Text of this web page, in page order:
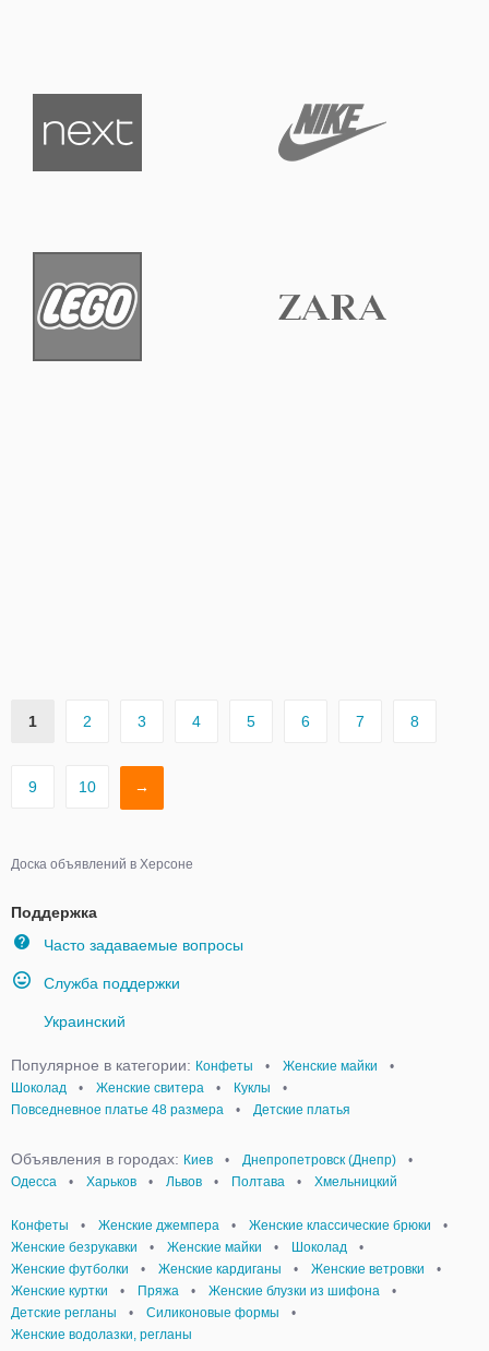
1 2 3 4 5 6 7 8
9 10 →
Доска объявлений в Херсоне
Поддержка
Часто задаваемые вопросы
Служба поддержки
Украинский
Популярное в категории: Конфеты • Женские майки
•
Шоколад
• Женские свитера • Куклы
•
Повседневное платье 48 размера
• Детские платья
Объявления в городах: Киев • Днепропетровск (Днепр)
•
Одесса
• Харьков • Львов • Полтава • Хмельницкий
Конфеты • Женские джемпера • Женские классические брюки
•
Женские безрукавки
• Женские майки • Шоколад
•
Женские футболки
• Женские кардиганы • Женские ветровки
•
Женские куртки
• Пряжа • Женские блузки из шифона
•
Детские регланы
• Силиконовые формы
•
Женские водолазки, регланы